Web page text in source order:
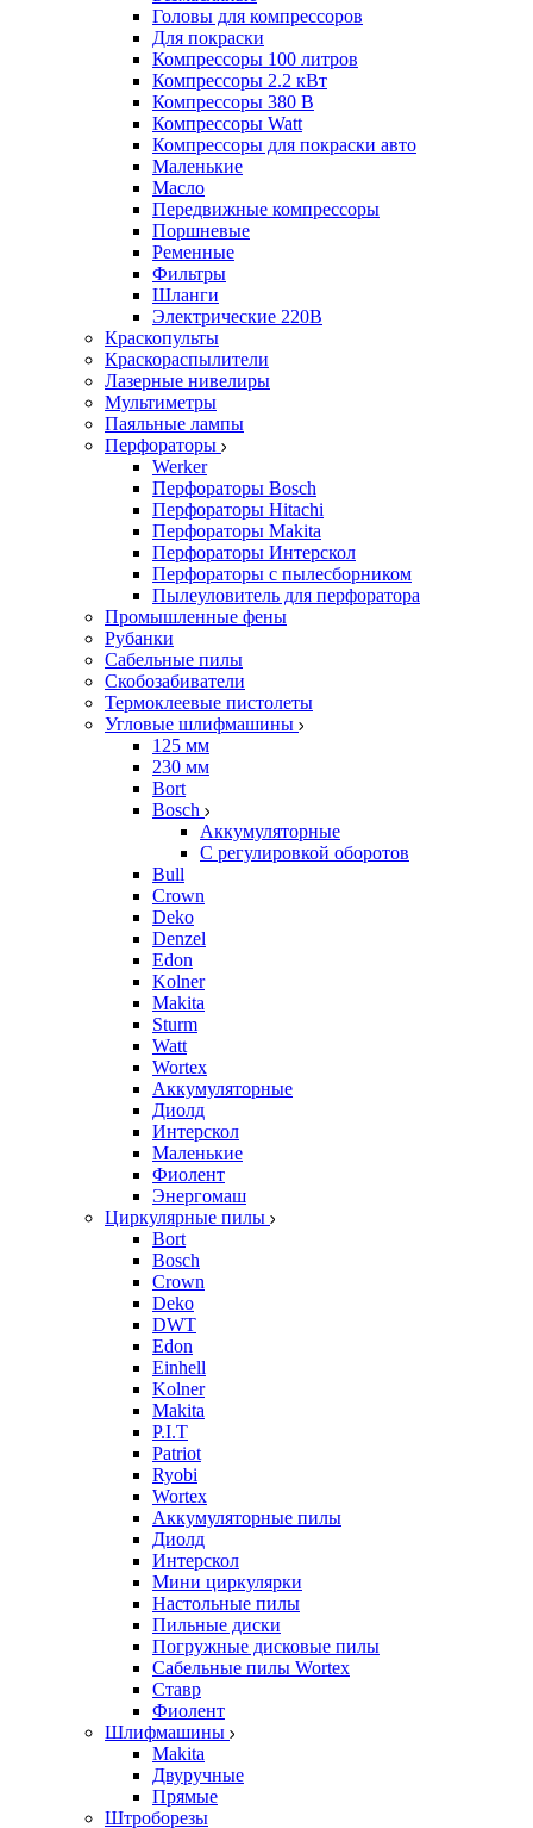
Головы для компрессоров
Для покраски
Компрессоры 100 литров
Компрессоры 2.2 кВт
Компрессоры 380 В
Компрессоры Watt
Компрессоры для покраски авто
Маленькие
Масло
Передвижные компрессоры
Поршневые
Ременные
Фильтры
Шланги
Электрические 220В
Краскопульты
Краскораспылители
Лазерные нивелиры
Мультиметры
Паяльные лампы
Перфораторы
Werker
Перфораторы Bosch
Перфораторы Hitachi
Перфораторы Makita
Перфораторы Интерскол
Перфораторы с пылесборником
Пылеуловитель для перфоратора
Промышленные фены
Рубанки
Сабельные пилы
Скобозабиватели
Термоклеевые пистолеты
Угловые шлифмашины
125 мм
230 мм
Bort
Bosch
Аккумуляторные
С регулировкой оборотов
Bull
Crown
Deko
Denzel
Edon
Kolner
Makita
Sturm
Watt
Wortex
Аккумуляторные
Диолд
Интерскол
Маленькие
Фиолент
Энергомаш
Циркулярные пилы
Bort
Bosch
Crown
Deko
DWT
Edon
Einhell
Kolner
Makita
P.I.T
Patriot
Ryobi
Wortex
Аккумуляторные пилы
Диолд
Интерскол
Мини циркулярки
Настольные пилы
Пильные диски
Погружные дисковые пилы
Сабельные пилы Wortex
Ставр
Фиолент
Шлифмашины
Makita
Двуручные
Прямые
Штроборезы